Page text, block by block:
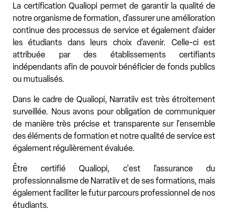
La certification Qualiopi permet de garantir la qualité de
notre organisme de formation, d'assurer une amélioration
continue des processus de service et également d'aider
les étudiants dans leurs choix d'avenir. Celle-ci est
attribuée par des établissements certifiants
indépendants afin de pouvoir bénéficier de fonds publics
ou mutualisés.
Dans le cadre de Qualiopi, Narratiiv est très étroitement
surveillée. Nous avons pour obligation de communiquer
de manière très précise et transparente sur l'ensemble
des éléments de formation et notre qualité de service est
également régulièrement évaluée.
Être certifié Qualiopi, c'est l'assurance du
professionnalisme de Narratiiv et de ses formations, mais
également faciliter le futur parcours professionnel de nos
étudiants.